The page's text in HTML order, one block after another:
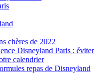
chères de 2022
Disneyland Paris : éviter
calendrier
repas de Disneyland